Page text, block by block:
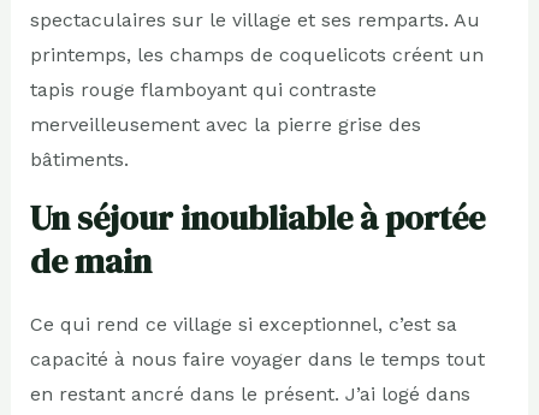
spectaculaires sur le village et ses remparts. Au
printemps, les champs de coquelicots créent un
tapis rouge flamboyant qui contraste
merveilleusement avec la pierre grise des
bâtiments.
Un séjour inoubliable à portée
de main
Ce qui rend ce village si exceptionnel, c’est sa
capacité à nous faire voyager dans le temps tout
en restant ancré dans le présent. J’ai logé dans